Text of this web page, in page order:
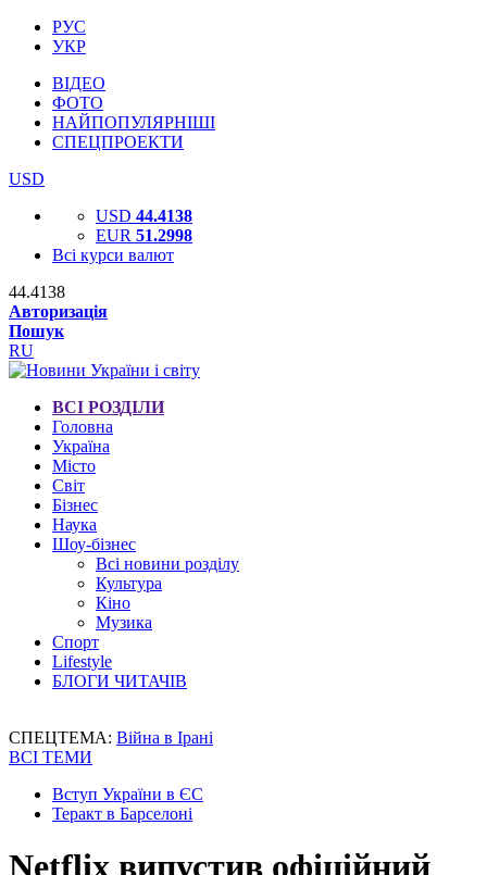
РУС
УКР
ВІДЕО
ФОТО
НАЙПОПУЛЯРНІШІ
СПЕЦПРОЕКТИ
USD
USD 44.4138
EUR 51.2998
Всі курси валют
44.4138
Авторизація
Пошук
RU
ВСІ РОЗДІЛИ
Головна
Україна
Місто
Світ
Бізнес
Наука
Шоу-бізнес
Всі новини розділу
Культура
Кіно
Музика
Спорт
Lifestyle
БЛОГИ ЧИТАЧІВ
СПЕЦТЕМА: Війна в Ірані
ВСІ ТЕМИ
Вступ України в ЄС
Теракт в Барселоні
Netflix випустив офіційний